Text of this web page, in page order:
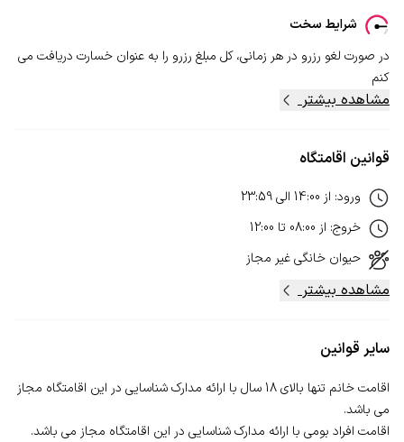
شرایط سخت
در صورت لغو رزرو در هر زمانی، کل مبلغ رزرو را به عنوان خسارت دریافت می
کنم
مشاهده بیشتر
قوانین اقامتگاه
ورود: از 14:00 الی23:59
خروج: از 08:00 تا 12:00
حیوان خانگیغیر مجاز
مشاهده بیشتر
سایر قوانین
اقامت خانم تنها بالای 18 سال با ارائه مدارک شناسایی در این اقامتگاه مجاز